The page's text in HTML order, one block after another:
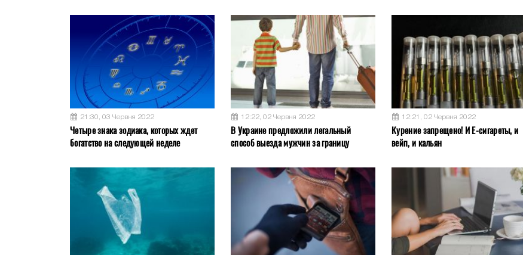
21:30, 03 Червня 2022
Четыре знака зодиака, которых ждет
богатство на следующей неделе
12:22, 02 Червня 2022
В Украине предложили легальный
способ выезда мужчин за границу
12:21, 02 Червня 2022
Курение запрещено! И Е-сигареты, и
вейп, и кальян